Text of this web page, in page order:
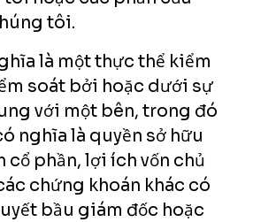
tôi.
là một thực thể kiểm
soát bởi hoặc dưới sự
với một bên, trong đó
nghĩa là quyền sở hữu
cổ phần, lợi ích vốn chủ
chứng khoán khác có
bầu giám đốc hoặc